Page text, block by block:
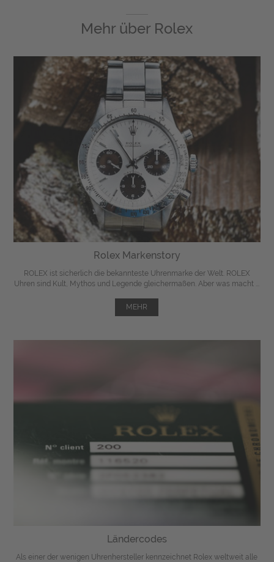
Mehr über Rolex
Rolex Markenstory
ROLEX ist sicherlich die bekannteste Uhrenmarke der Welt. ROLEX
Uhren sind Kult, Mythos und Legende gleichermaßen. Aber was macht ...
MEHR
Ländercodes
Als einer der wenigen Uhrenhersteller kennzeichnet Rolex weltweit alle